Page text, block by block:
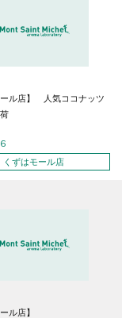
ール店】 人気ココナッツ
くずはモール店
ル店】